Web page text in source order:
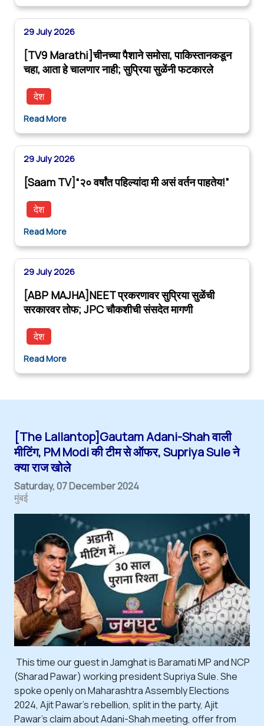
29 July 2026
[TV9 Marathi]चीनच्या पैशाने समोसा, पाकिस्तानकडून
चहा, आता हे चालणार नाही; सुप्रिया सुळेंनी फटकारले
देश
Read More
29 July 2026
[Saam TV]“२० वर्षांत पहिल्यांदा मी असं वर्तन पाहतेय!”
देश
Read More
29 July 2026
[ABP MAJHA]NEET प्रकरणावर सुप्रिया सुळेंची
सरकारवर तोफ; JPC चौकशीची संसदेत मागणी
देश
Read More
[The Lallantop]Gautam Adani-Shah वाली
मीटिंग, PM Modi की टीम से ऑफर, Supriya Sule ने
क्या राज खोले
Saturday, 07 December 2024
मुंबई
This time our guest in Jamghat is Baramati MP and NCP
(Sharad Pawar) working president Supriya Sule. She
spoke openly on Maharashtra Assembly Elections
2024, Ajit Pawar's rebellion, split in the party, Ajit
Pawar's claim about Adani-Shah meeting, offer from